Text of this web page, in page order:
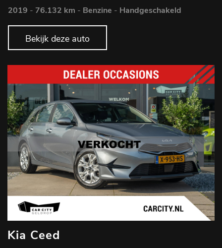
2019 - 76.132 km - Benzine - Handgeschakeld
Bekijk deze auto
Kia Ceed